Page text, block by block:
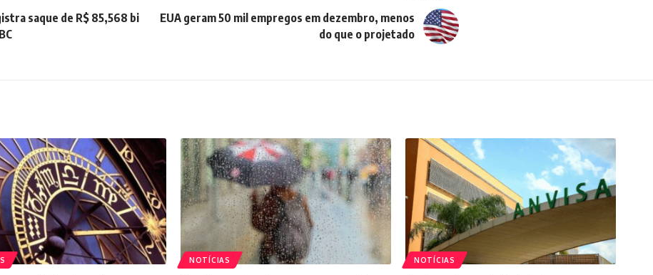
saque de R$ 85,568 bi
EUA geram 50 mil empregos em dezembro, menos
do que o projetado
NOTÍCIAS NOTÍCIAS